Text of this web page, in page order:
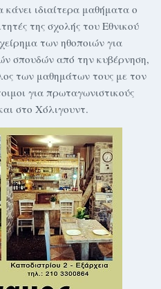
ιδιαίτερα μαθήματα ο
της σχολής του Εθνικού
των ηθοποιών για
σπουδών από την κυβέρνηση,
των μαθημάτων τους με τον
για πρωταγωνιστικούς
στο Χόλιγουντ.